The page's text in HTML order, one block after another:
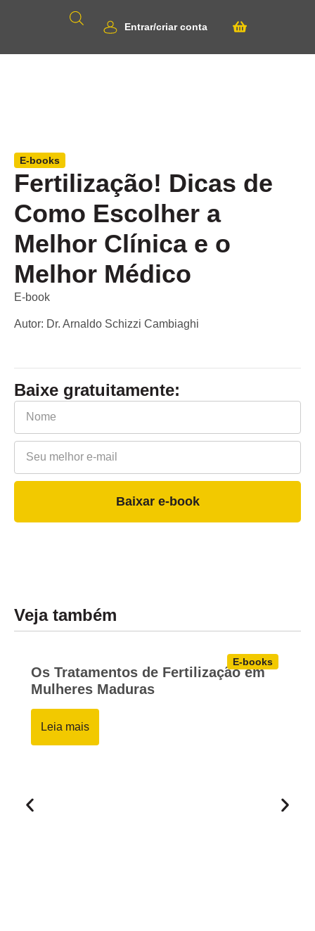
Entrar/criar conta
E-books
Fertilização! Dicas de
Como Escolher a
Melhor Clínica e o
Melhor Médico
E-book
Autor: Dr. Arnaldo Schizzi Cambiaghi
Baixe gratuitamente:
Baixar e-book
Veja também
Os Tratamentos de Fertilização em
Mulheres Maduras
E-books
Leia mais